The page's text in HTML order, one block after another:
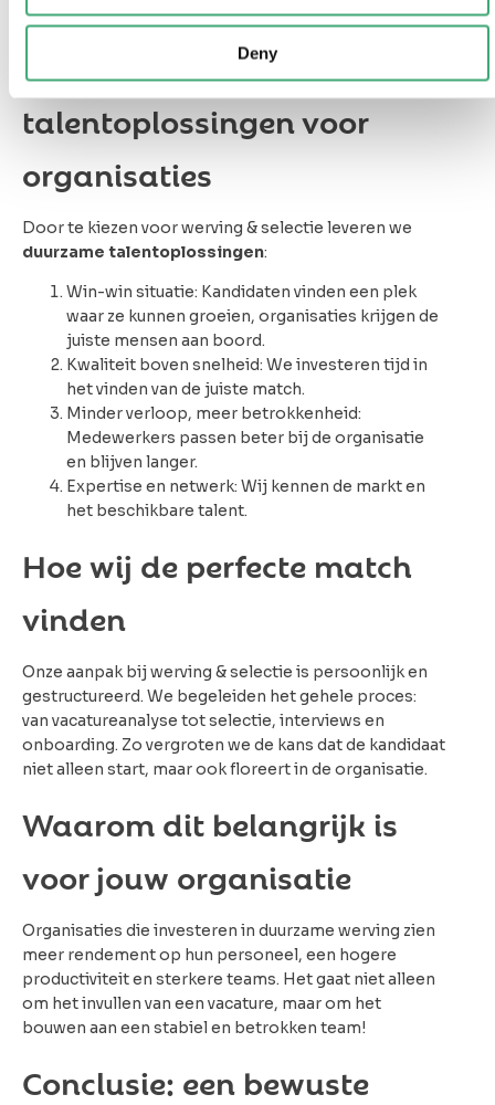
Deny
lange termijn waarde toevoegen.
Duurzame
talentoplossingen voor
organisaties
Door te kiezen voor werving & selectie leveren we
duurzame talentoplossingen:
Win-win situatie: Kandidaten vinden een plek
waar ze kunnen groeien, organisaties krijgen de
juiste mensen aan boord.
Kwaliteit boven snelheid: We investeren tijd in
het vinden van de juiste match.
Minder verloop, meer betrokkenheid:
Medewerkers passen beter bij de organisatie
en blijven langer.
Expertise en netwerk: Wij kennen de markt en
het beschikbare talent.
Hoe wij de perfecte match
vinden
Onze aanpak bij werving & selectie is persoonlijk en
gestructureerd. We begeleiden het gehele proces:
van vacatureanalyse tot selectie, interviews en
onboarding. Zo vergroten we de kans dat de kandidaat
niet alleen start, maar ook floreert in de organisatie.
Waarom dit belangrijk is
voor jouw organisatie
Organisaties die investeren in duurzame werving zien
meer rendement op hun personeel, een hogere
productiviteit en sterkere teams. Het gaat niet alleen
om het invullen van een vacature, maar om het
bouwen aan een stabiel en betrokken team!
Conclusie: een bewuste